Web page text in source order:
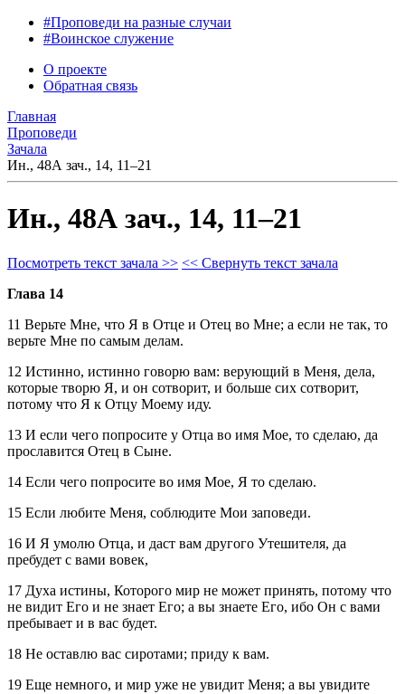
#Проповеди на разные случаи
#Воинское служение
О проекте
Обратная связь
Главная
Проповеди
Зачала
Ин., 48А зач., 14, 11–21
Ин., 48А зач., 14, 11–21
Посмотреть текст зачала >> << Свернуть текст зачала
Глава 14
11 Верьте Мне, что Я в Отце и Отец во Мне; а если не так, то
верьте Мне по самым делам.
12 Истинно, истинно говорю вам: верующий в Меня, дела,
которые творю Я, и он сотворит, и больше сих сотворит,
потому что Я к Отцу Моему иду.
13 И если чего попросите у Отца во имя Мое, то сделаю, да
прославится Отец в Сыне.
14 Если чего попросите во имя Мое, Я то сделаю.
15 Если любите Меня, соблюдите Мои заповеди.
16 И Я умолю Отца, и даст вам другого Утешителя, да
пребудет с вами вовек,
17 Духа истины, Которого мир не может принять, потому что
не видит Его и не знает Его; а вы знаете Его, ибо Он с вами
пребывает и в вас будет.
18 Не оставлю вас сиротами; приду к вам.
19 Еще немного, и мир уже не увидит Меня; а вы увидите